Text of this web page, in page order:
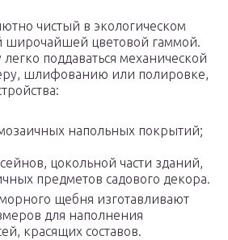
чистый в экологическом
широчайшей цветовой гаммой.
легко поддаваться механической
шлифованию или полировке,
напольных покрытий;
цокольной части зданий,
предметов садового декора.
щебня изготавливают
для наполнения
красящих составов.